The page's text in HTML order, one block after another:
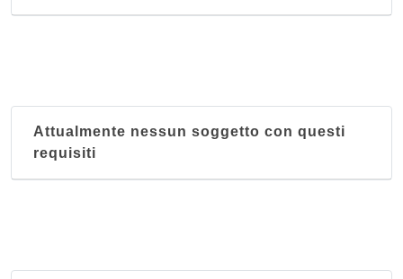
Attualmente nessun soggetto con questi
requisiti